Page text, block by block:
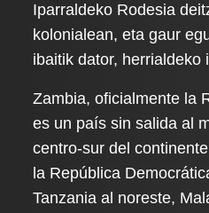
Iparraldeko Rodesia
kolonialean, eta gaur
ibaitik dator, herrialdeko
Zambia, oficialmente la
es un país sin salida al
centro-sur del
la República
Tanzania al noreste,